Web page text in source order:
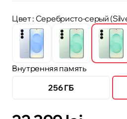
Цвет: Серебристо-серый
Внутренняя память
256 ГБ